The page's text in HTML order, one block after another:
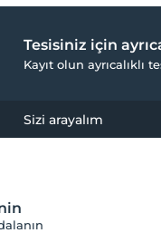
Tesisiniz için
Kayıt olun ayrıcalıklı
Sizi arayalım